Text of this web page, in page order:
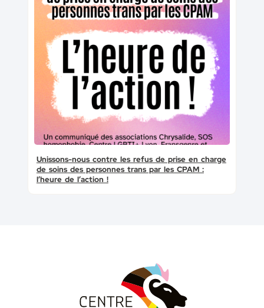
Unissons-nous contre les refus de prise en charge
de soins des personnes trans par les CPAM :
l’heure de l’action !